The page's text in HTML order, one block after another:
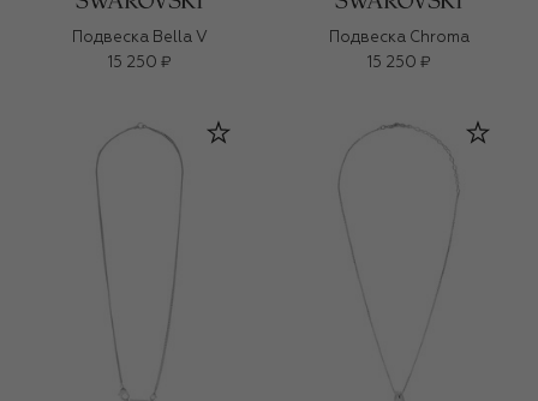
Подвеска Bella V
15 250 ₽
Подвеска Chroma
15 250 ₽